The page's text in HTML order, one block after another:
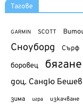
Тагове
GARMIN SCOTT
Сноуборд Сърф
боровец бягане
доц. Сандю Бешев
зима игра изкачване